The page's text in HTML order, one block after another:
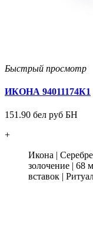
Быстрый просмотр
ИКОНА 94011174К1
151.90 бел руб БН
+
Икона |
золочение | 68
вставок |